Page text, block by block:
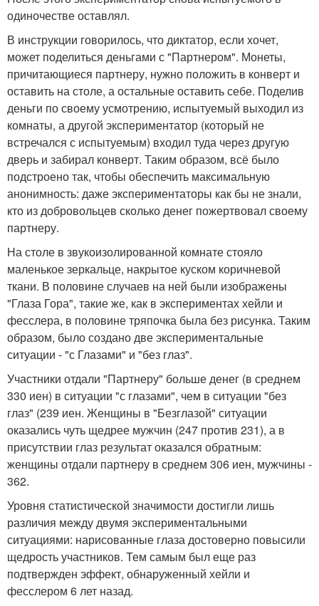
одиночестве оставлял.
В инструкции говорилось, что диктатор, если хочет,
может поделиться деньгами с "Партнером". Монеты,
причитающиеся партнеру, нужно положить в конверт и
оставить на столе, а остальные оставить себе. Поделив
деньги по своему усмотрению, испытуемый выходил из
комнаты, а другой экспериментатор (который не
встречался с испытуемым) входил туда через другую
дверь и забирал конверт. Таким образом, всё было
подстроено так, чтобы обеспечить максимальную
анонимность: даже экспериментаторы как бы не знали,
кто из добровольцев сколько денег пожертвовал своему
партнеру.
На столе в звукоизолированной комнате стояло
маленькое зеркальце, накрытое куском коричневой
ткани. В половине случаев на ней были изображены
"Глаза Гора", такие же, как в экспериментах хейли и
фесслера, в половине тряпочка была без рисунка. Таким
образом, было создано две экспериментальные
ситуации - "с Глазами" и "без глаз".
Участники отдали "Партнеру" больше денег (в среднем
330 иен) в ситуации "с глазами", чем в ситуации "без
глаз" (239 иен. Женщины в "Безглазой" ситуации
оказались чуть щедрее мужчин (247 против 231), а в
присутствии глаз результат оказался обратным:
женщины отдали партнеру в среднем 306 иен, мужчины -
362.
Уровня статистической значимости достигли лишь
различия между двумя экспериментальными
ситуациями: нарисованные глаза достоверно повысили
щедрость участников. Тем самым был еще раз
подтвержден эффект, обнаруженный хейли и
фесслером 6 лет назад.